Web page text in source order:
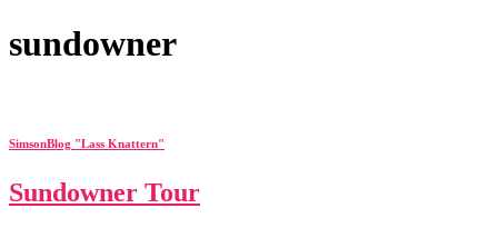
sundowner
SimsonBlog "Lass Knattern"
Sundowner Tour